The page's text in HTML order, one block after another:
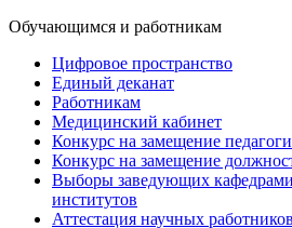
Обучающимся и работникам
Цифровое пространство
Единый деканат
Работникам
Медицинский кабинет
Конкурс на замещение
Конкурс на замещение
Выборы заведующих
институтов
Аттестация научных работников